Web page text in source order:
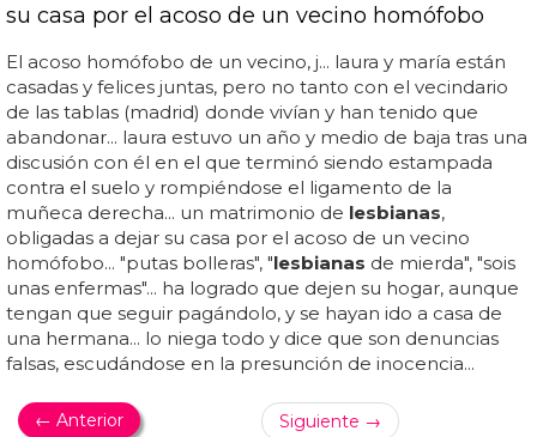
su casa por el acoso de un vecino homófobo
El acoso homófobo de un vecino, j... laura y maría están
casadas y felices juntas, pero no tanto con el vecindario
de las tablas (madrid) donde vivían y han tenido que
abandonar... laura estuvo un año y medio de baja tras una
discusión con él en el que terminó siendo estampada
contra el suelo y rompiéndose el ligamento de la
muñeca derecha... un matrimonio de lesbianas,
obligadas a dejar su casa por el acoso de un vecino
homófobo... "putas bolleras", "lesbianas de mierda", "sois
unas enfermas"... ha logrado que dejen su hogar, aunque
tengan que seguir pagándolo, y se hayan ido a casa de
una hermana... lo niega todo y dice que son denuncias
falsas, escudándose en la presunción de inocencia...
← Anterior Siguiente →